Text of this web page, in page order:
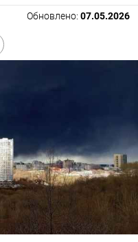
Обновлено: 07.05.2026